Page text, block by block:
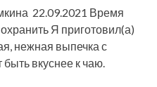
22.09.2021 Время
Я приготовил(а)
нежная выпечка с
вкуснее к чаю.